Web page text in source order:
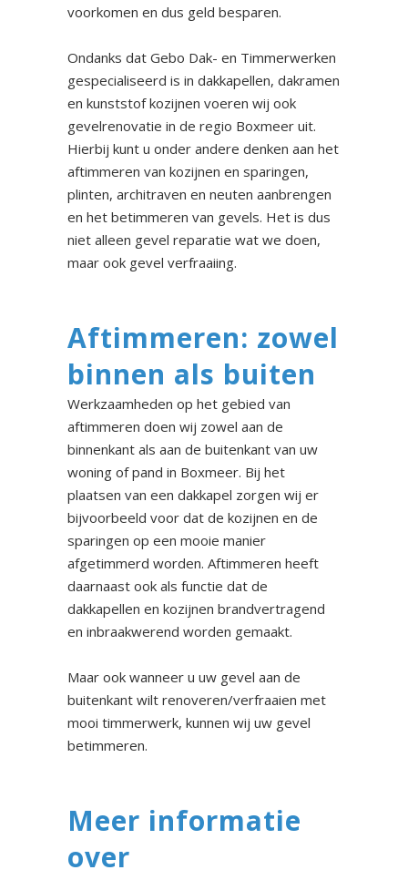
voorkomen en dus geld besparen.
Ondanks dat Gebo Dak- en Timmerwerken
gespecialiseerd is in dakkapellen, dakramen
en kunststof kozijnen voeren wij ook
gevelrenovatie in de regio Boxmeer uit.
Hierbij kunt u onder andere denken aan het
aftimmeren van kozijnen en sparingen,
plinten, architraven en neuten aanbrengen
en het betimmeren van gevels. Het is dus
niet alleen gevel reparatie wat we doen,
maar ook gevel verfraaiing.
Aftimmeren: zowel
binnen als buiten
Werkzaamheden op het gebied van
aftimmeren doen wij zowel aan de
binnenkant als aan de buitenkant van uw
woning of pand in Boxmeer. Bij het
plaatsen van een dakkapel zorgen wij er
bijvoorbeeld voor dat de kozijnen en de
sparingen op een mooie manier
afgetimmerd worden. Aftimmeren heeft
daarnaast ook als functie dat de
dakkapellen en kozijnen brandvertragend
en inbraakwerend worden gemaakt.
Maar ook wanneer u uw gevel aan de
buitenkant wilt renoveren/verfraaien met
mooi timmerwerk, kunnen wij uw gevel
betimmeren.
Meer informatie
over